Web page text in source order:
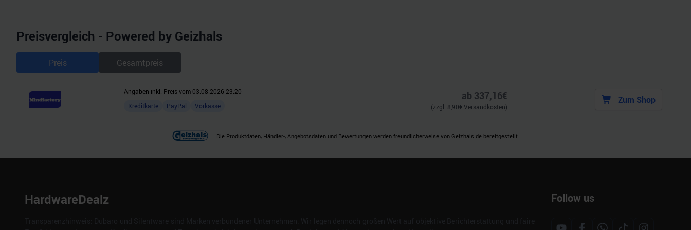
Preisvergleich - Powered by Geizhals
Preis Gesamtpreis
Angaben inkl. Preis vom 03.08.2026 23:20
Kreditkarte
PayPal Vorkasse
ab 337,16€
(zzgl. 8,90€ Versandkosten)
Zum Shop
Die Produktdaten, Händler-, Angebotsdaten und Bewertungen werden freundlicherweise von Geizhals.de bereitgestellt.
HardwareDealz Follow us